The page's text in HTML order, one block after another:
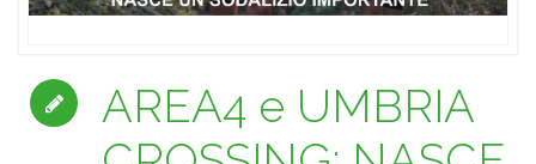
AREA4 e UMBRIA